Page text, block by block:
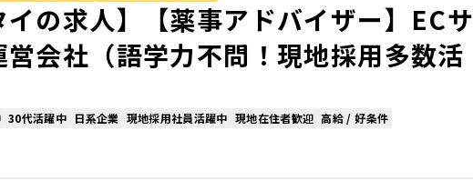
イの求人】【薬事アドバイザー】ECサ
会社（語学力不問！現地採用多数活
30代活躍中 日系企業 現地採用社員活躍中 現地在住者歓迎 高給 / 好条件